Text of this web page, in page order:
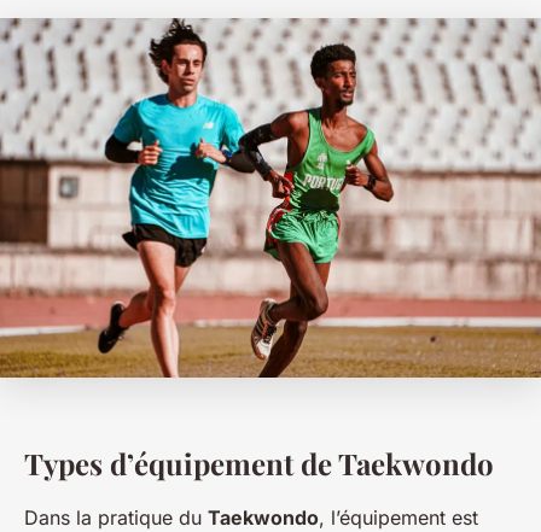
Types d’équipement de Taekwondo
Dans la pratique du Taekwondo, l’équipement est